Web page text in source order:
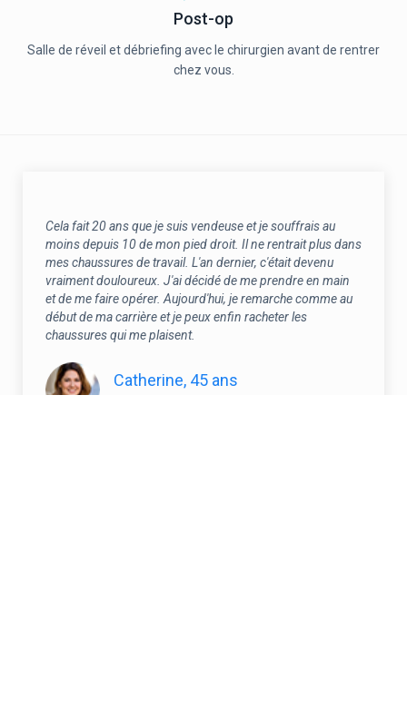
Post-op
Salle de réveil et débriefing avec le chirurgien avant de rentrer
chez vous.
Cela fait 20 ans que je suis vendeuse et je souffrais au
moins depuis 10 de mon pied droit. Il ne rentrait plus dans
mes chaussures de travail. L'an dernier, c'était devenu
vraiment douloureux. J'ai décidé de me prendre en main
et de me faire opérer. Aujourd'hui, je remarche comme au
début de ma carrière et je peux enfin racheter les
chaussures qui me plaisent.
Catherine, 45 ans